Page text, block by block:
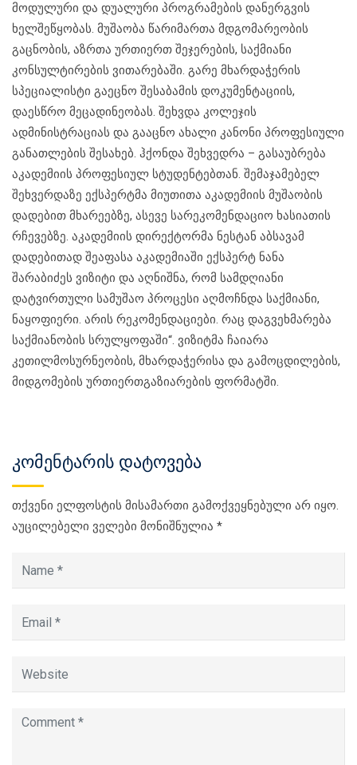
მოდულური და დუალური პროგრამების დანერგვის
ხელშეწყობას. მუშაობა წარიმართა მდგომარეობის
გაცნობის, აზრთა ურთიერთ შეჯერების, საქმიანი
კონსულტირების ვითარებაში. გარე მხარდაჭერის
სპეციალისტი გაეცნო შესაბამის დოკუმენტაციის,
დაესწრო მეცადინეობას. შეხვდა კოლეჯის
ადმინისტრაციას და გააცნო ახალი კანონი პროფესიული
განათლების შესახებ. ჰქონდა შეხვედრა – გასაუბრება
აკადემიის პროფესიულ სტუდენტებთან. შემაჯამებელ
შეხვერდაზე ექსპერტმა მიუთითა აკადემიის მუშაობის
დადებით მხარეებზე, ასევე სარეკომენდაციო ხასიათის
რჩევებზე. აკადემიის დირექტორმა ნესტან აბსავამ
დადებითად შეაფასა აკადემიაში ექსპერტ ნანა
შარაბიძეს ვიზიტი და აღნიშნა, რომ სამდღიანი
დატვირთული სამუშაო პროცესი აღმოჩნდა საქმიანი,
ნაყოფიერი. არის რეკომენდაციები. რაც დაგვეხმარება
საქმიანობის სრულყოფაში“. ვიზიტმა ჩაიარა
კეთილმოსურნეობის, მხარდაჭერისა და გამოცდილების,
მიდგომების ურთიერთგაზიარების ფორმატში.
კომენტარის დატოვება
თქვენი ელფოსტის მისამართი გამოქვეყნებული არ იყო.
აუცილებელი ველები მონიშნულია *